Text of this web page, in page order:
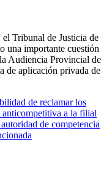
el Tribunal de Justicia de
una importante cuestión
Audiencia Provincial de
de aplicación privada de
de reclamar los
anticompetitiva a la filial
de competencia